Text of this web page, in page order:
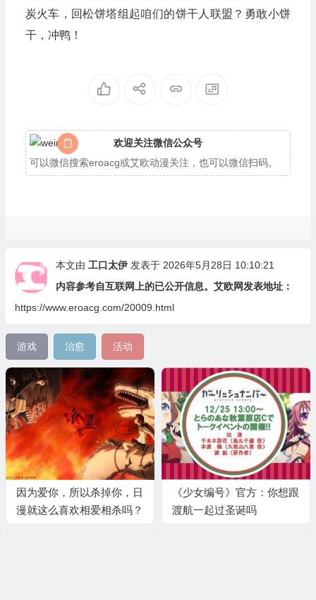
炭火车，回松饼塔组起咱们的饼干人联盟？勇敢小饼
干，冲鸭！
欢迎关注微信公众号
可以微信搜索eroacg或艾欧动漫关注，也可以微信扫码。
本文由 工口太伊发表于 2026年5月28日 10:10:21
内容参考自互联网上的已公开信息。艾欧网发表地址：
https://www.eroacg.com/20009.html
游戏 治愈 活动
因为爱你，所以杀掉你，日
漫就这么喜欢相爱相杀吗？
《少女编号》官方：你想跟
渡航一起过圣诞吗